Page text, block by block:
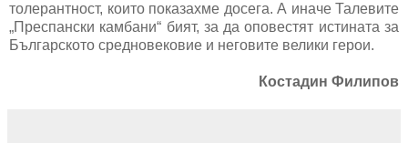
толерантност, които показахме досега. А иначе Талевите
„Преспански камбани“ бият, за да оповестят истината за
Българското средновековие и неговите велики герои.
Костадин Филипов